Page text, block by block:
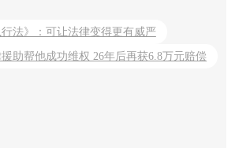
行法》：可让法律变得更有威严
助帮他成功维权 26年后再获6.8万元赔偿